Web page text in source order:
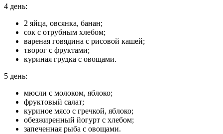
4 день:
2 яйца, овсянка, банан;
сок с отрубным хлебом;
вареная говядина с рисовой кашей;
творог с фруктами;
куриная грудка с овощами.
5 день:
мюсли с молоком, яблоко;
фруктовый салат;
куриное мясо с гречкой, яблоко;
обезжиренный йогурт с хлебом;
запеченная рыба с овощами.